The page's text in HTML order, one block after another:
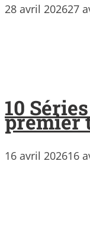
28 avril 202627
10
premier
16 avril 202616